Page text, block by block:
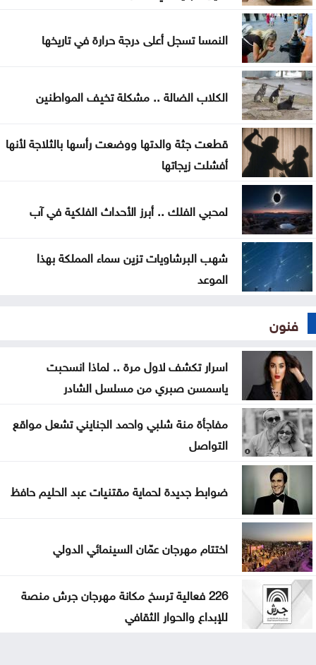
تهنئة لــ الدكتور القاضي بسام التلاهين
بعد موسم التخريج .. هل أصبحت الشهادة الجامعية
كافية؟
النمسا تسجل أعلى درجة حرارة في تاريخها
الكلاب الضالة .. مشكلة تخيف المواطنين
قطعت جثة والدتها ووضعت رأسها بالثلاجة لأنها
أفشلت زيجاتها
لمحبي الفلك .. أبرز الأحداث الفلكية في آب
شهب البرشاويات تزين سماء المملكة بهذا
الموعد
فنون
اسرار تكشف لاول مرة .. لماذا انسحبت
ياسمسن صبري من مسلسل الشادر
مفاجأة منة شلبي واحمد الجنايني تشعل مواقع
التواصل
ضوابط جديدة لحماية مقتنيات عبد الحليم حافظ
اختتام مهرجان عمّان السينمائي الدولي
226 فعالية ترسخ مكانة مهرجان جرش منصة
للإبداع والحوار الثقافي